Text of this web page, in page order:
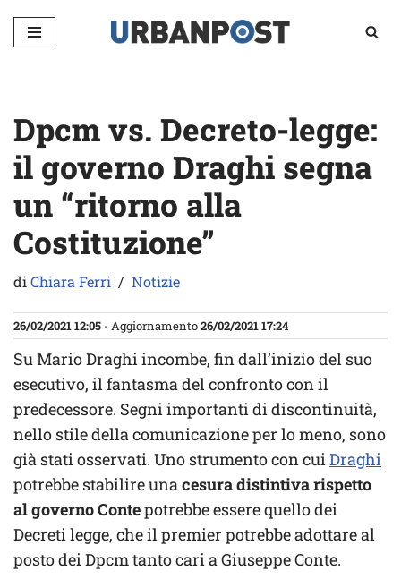
Vai
Dpcm vs. Decreto-legge:
il governo Draghi segna
un “ritorno alla
Costituzione”
diChiara Ferri Notizie
26/02/2021 12:05 - Aggiornamento26/02/2021 17:24
Su Mario Draghi incombe, fin dall’inizio del suo
esecutivo, il fantasma del confronto con il
predecessore. Segni importanti di discontinuità,
nello stile della comunicazione per lo meno, sono
già stati osservati. Uno strumento con cuiDraghi
potrebbe stabilire unacesura distintiva rispetto
al governo Contepotrebbe essere quello dei
Decreti legge, che il premier potrebbe adottare al
posto dei Dpcm tanto cari a Giuseppe Conte.